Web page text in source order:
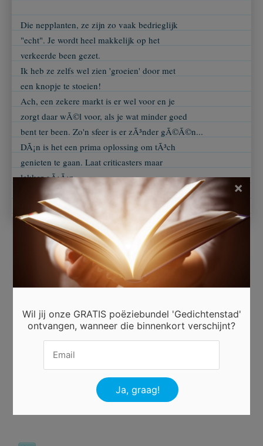
Die nepplanten, ze zijn zo vaak bedrieglijk
"echt". Je wordt heel makkelijk op het
verkeerde been gezet.
Ik heb ze zelfs wel zien 'groeien' door met
een knopje te stoeien!
Ach, een zekere markt is er wel voor en je
zorgt daar wÃ©l voor, als je wat minder goed
bent ter been. Zo'n sfeer is er zÃ³nder gÃ©Ã©n...
DÃ¡n is het een prima oplossing om tÃ³ch
genieten te gaan. Laat criticasters maar
lekker gÃ¡Ã¡n...
Ingezonden door
Wil jij onze GRATIS poëziebundel 'Gedichtenstad'
ontvangen, wanneer die binnenkort verschijnt?
×